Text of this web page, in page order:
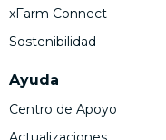
xFarm Connect
Sostenibilidad
Ayuda
Centro de Apoyo